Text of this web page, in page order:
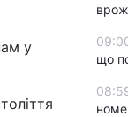
у
що